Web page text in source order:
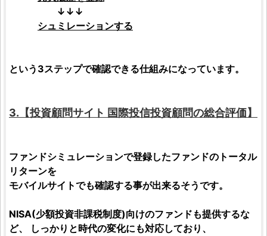
↓↓↓
シュミレーションする
という3ステップで確認できる仕組みになっています。
3.【投資顧問サイト 国際投信投資顧問の総合評価】
ファンドシミュレーションで登録したファンドの トータル
リターンを
モバイルサイトでも確認する事が出来るそうです。
NISA(少額投資非課税制度)向けのファンドも提供するな
ど、 しっかりと時代の変化にも対応しており、